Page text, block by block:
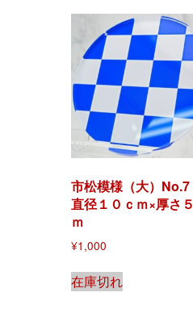
市松模様（大）
直径１０ｃｍ×厚さ
ｍ
¥1,000
在庫切れ